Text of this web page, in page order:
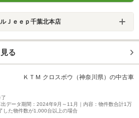
Ｊｅｅｐ千葉北本店
る
ＫＴＭ クロスボウ（神奈川県）の中古車
データ期間：2024年9月～11月｜内容：物件数合計1万
した物件数が1,000台以上の場合